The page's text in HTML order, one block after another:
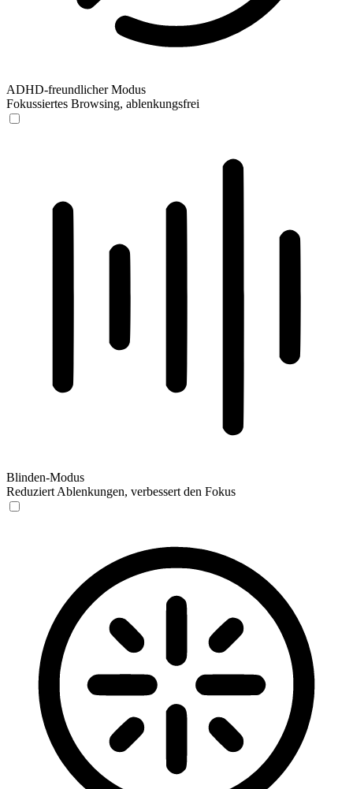
ADHD-freundlicher Modus
Fokussiertes Browsing, ablenkungsfrei
Blinden-Modus
Reduziert Ablenkungen, verbessert den Fokus